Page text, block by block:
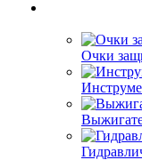
Очки